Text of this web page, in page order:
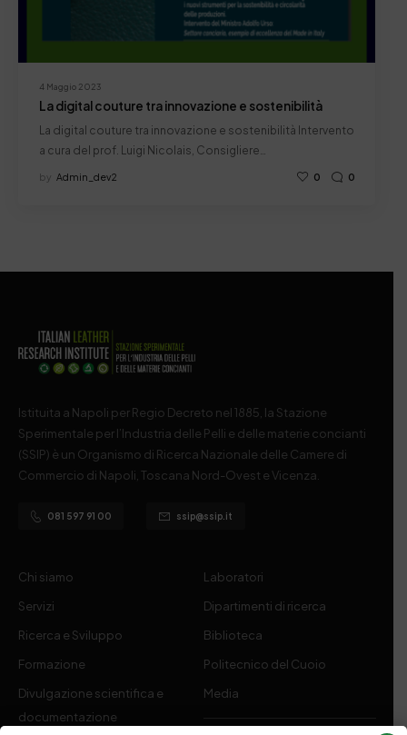
4 Maggio 2023
La digital couture tra innovazione e sostenibilità
La digital couture tra innovazione e sostenibilità Intervento
a cura del prof. Luigi Nicolais, Consigliere…
by Admin_dev2 0 0
Istituita a Napoli per Regio Decreto nel 1885, la Stazione
Sperimentale per l’Industria delle Pelli e delle materie concianti
(SSIP) è un Organismo di Ricerca Nazionale delle Camere di
Commercio di Napoli, Toscana Nord-Ovest e Vicenza.
081 597 91 00 ssip@ssip.it
Chi siamo
Servizi
Ricerca e Sviluppo
Formazione
Divulgazione scientifica e
documentazione
Laboratori
Dipartimenti di ricerca
Biblioteca
Politecnico del Cuoio
Media